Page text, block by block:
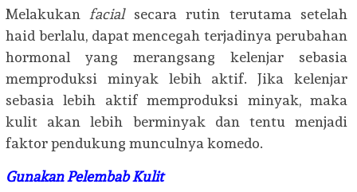
Melakukan facialsecara rutin terutama setelah
haid berlalu, dapat mencegah terjadinya perubahan
hormonal yang merangsang kelenjar sebasia
memproduksi minyak lebih aktif. Jika kelenjar
sebasia lebih aktif memproduksi minyak, maka
kulit akan lebih berminyak dan tentu menjadi
faktor pendukung munculnya komedo.
Gunakan PelembabKulit